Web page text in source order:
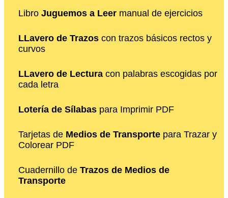
Libro Juguemos a Leer manual de ejercicios
LLavero de Trazos con trazos básicos rectos y
curvos
LLavero de Lectura con palabras escogidas por
cada letra
Lotería de Sílabas para Imprimir PDF
Tarjetas de Medios de Transporte para Trazar y
Colorear PDF
Cuadernillo de Trazos de Medios de
Transporte